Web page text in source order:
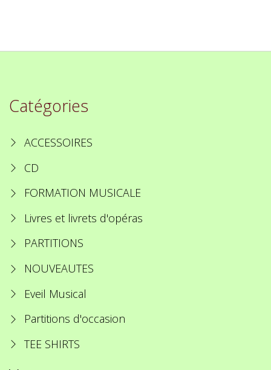
Catégories
ACCESSOIRES
CD
FORMATION MUSICALE
Livres et livrets d'opéras
PARTITIONS
NOUVEAUTES
Eveil Musical
Partitions d'occasion
TEE SHIRTS